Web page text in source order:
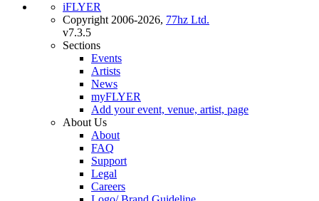
iFLYER
Copyright 2006-2026, 77hz Ltd.
v7.3.5
Sections
Events
Artists
News
myFLYER
Add your event, venue, artist, page
About Us
About
FAQ
Support
Legal
Careers